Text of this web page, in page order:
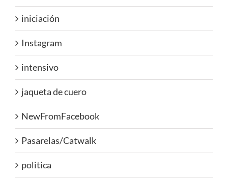
iniciación
Instagram
intensivo
jaqueta de cuero
NewFromFacebook
Pasarelas/Catwalk
politica